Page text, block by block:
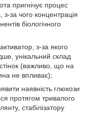
пригнічує процес
з-за чого концентрація
біологічного
з-за якого
унікальний склад
(важливо, що на
не впливає);
наявність глюкози
протягом тривалого
стабілізатору